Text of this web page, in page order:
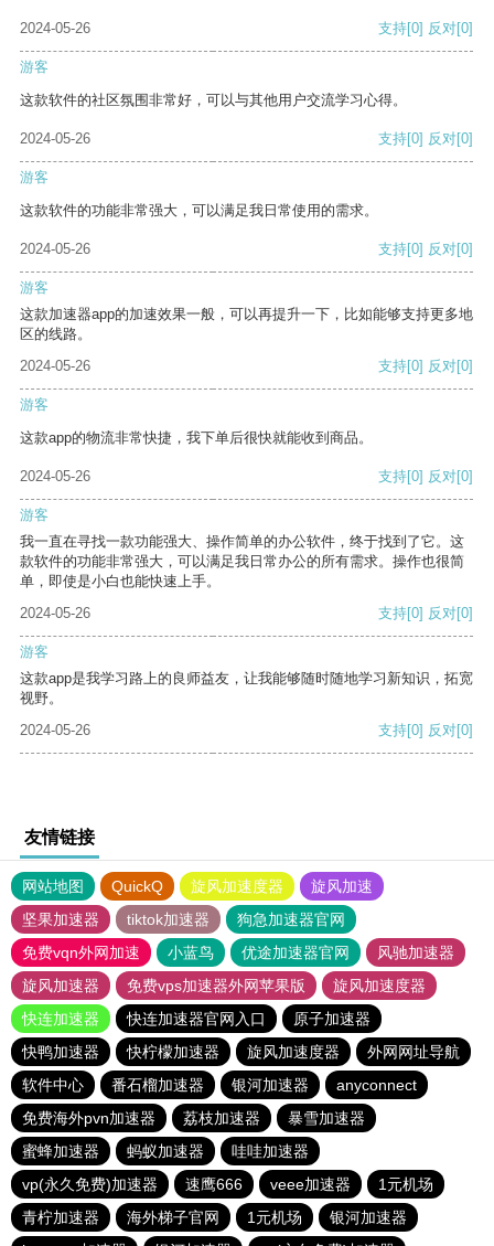
2024-05-26 支持[0] 反对[0]
游客
这款软件的社区氛围非常好，可以与其他用户交流学习心得。
2024-05-26 支持[0] 反对[0]
游客
这款软件的功能非常强大，可以满足我日常使用的需求。
2024-05-26 支持[0] 反对[0]
游客
这款加速器app的加速效果一般，可以再提升一下，比如能够支持更多地
区的线路。
2024-05-26
支持[0] 反对[0]
游客
这款app的物流非常快捷，我下单后很快就能收到商品。
2024-05-26 支持[0] 反对[0]
游客
我一直在寻找一款功能强大、操作简单的办公软件，终于找到了它。这
款软件的功能非常强大，可以满足我日常办公的所有需求。操作也很简
单，即使是小白也能快速上手。
2024-05-26
支持[0] 反对[0]
游客
这款app是我学习路上的良师益友，让我能够随时随地学习新知识，拓宽
视野。
2024-05-26
支持[0] 反对[0]
友情链接
网站地图 QuickQ 旋风加速度器
旋风加速
坚果加速器
tiktok加速器
狗急加速器官网
免费vqn外网加速
小蓝鸟 优途加速器官网
风驰加速器
旋风加速器
免费vps加速器外网苹果版
旋风加速度器
快连加速器
快连加速器官网入口
原子加速器
快鸭加速器
快柠檬加速器 旋风加速度器
外网网址导航
软件中心
番石榴加速器 银河加速器
anyconnect
免费海外pvn加速器
荔枝加速器
暴雪加速器
蜜蜂加速器
蚂蚁加速器
哇哇加速器
vp(永久免费)加速器
速鹰666 veee加速器
1元机场
青柠加速器
海外梯子官网 1元机场
银河加速器